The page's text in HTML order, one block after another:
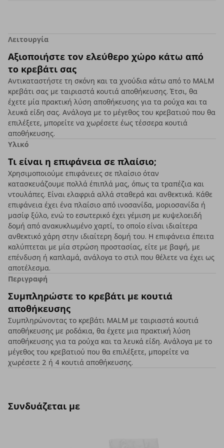
Λειτουργία
Αξιοποιήστε τον ελεύθερο χώρο κάτω από
το κρεβάτι σας
Αντικαταστήστε τη σκόνη και τα χνούδια κάτω από το MALM
κρεβάτι σας με ταιριαστά κουτιά αποθήκευσης. Έτσι, θα
έχετε μία πρακτική λύση αποθήκευσης για τα ρούχα και τα
λευκά είδη σας. Ανάλογα με το μέγεθος του κρεβατιού που θα
επιλέξετε, μπορείτε να χωρέσετε έως τέσσερα κουτιά
αποθήκευσης.
Υλικό
Τι είναι η επιφάνεια σε πλαίσιο;
Χρησιμοποιούμε επιφάνειες σε πλαίσιο όταν
κατασκευάζουμε πολλά έπιπλά μας, όπως τα τραπέζια και
ντουλάπες. Είναι ελαφριά αλλά σταθερά και ανθεκτικά. Κάθε
επιφάνεια έχει ένα πλαίσιο από ινοσανίδα, μοριοσανίδα ή
μασίφ ξύλο, ενώ το εσωτερικό έχει γέμιση με κυψελοειδή
δομή από ανακυκλωμένο χαρτί, το οποίο είναι ιδιαίτερα
ανθεκτικό χάρη στην ιδιαίτερη δομή του. Η επιφάνεια έπειτα
καλύπτεται με μία στρώση προστασίας, είτε με βαφή, με
επένδυση ή καπλαμά, ανάλογα το στιλ που θέλετε να έχει ως
αποτέλεσμα.
Περιγραφή
Συμπληρώστε το κρεβάτι με κουτιά
αποθήκευσης
Συμπληρώνοντας το κρεβάτι MALM με ταιριαστά κουτιά
αποθήκευσης με ροδάκια, θα έχετε μια πρακτική λύση
αποθήκευσης για τα ρούχα και τα λευκά είδη. Ανάλογα με το
μέγεθος του κρεβατιού που θα επιλέξετε, μπορείτε να
χωρέσετε 2 ή 4 κουτιά αποθήκευσης.
Συνδυάζεται με